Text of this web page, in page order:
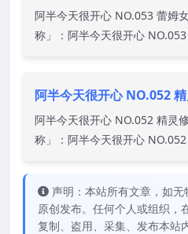
阿半今天很开心 NO.053 蕾姆
称」：阿半今天很开心
阿半今天很开心 NO.052
阿半今天很开心 NO.052 精灵
称」：阿半今天很开心
声明：本站所有文章，如
原创发布。任何个人或组织，
复制、盗用、采集、发布本站